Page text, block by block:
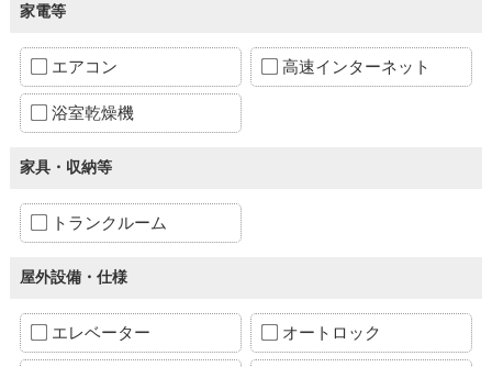
家電等
エアコン 高速インターネット
浴室乾燥機
家具・収納等
トランクルーム
屋外設備・仕様
エレベーター オートロック